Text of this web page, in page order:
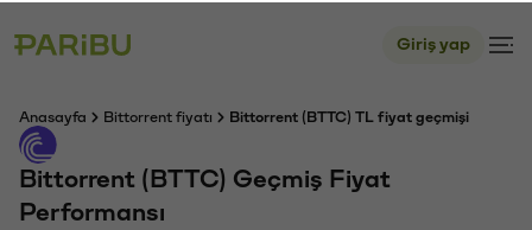
Giriş yap
Anasayfa Bittorrent fiyatı Bittorrent (BTTC) TL fiyat geçmişi
Bittorrent (BTTC) Geçmiş Fiyat
Performansı